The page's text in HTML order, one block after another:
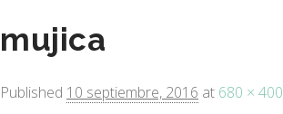
mujica
Published 10 septiembre, 2016 at 680 × 400